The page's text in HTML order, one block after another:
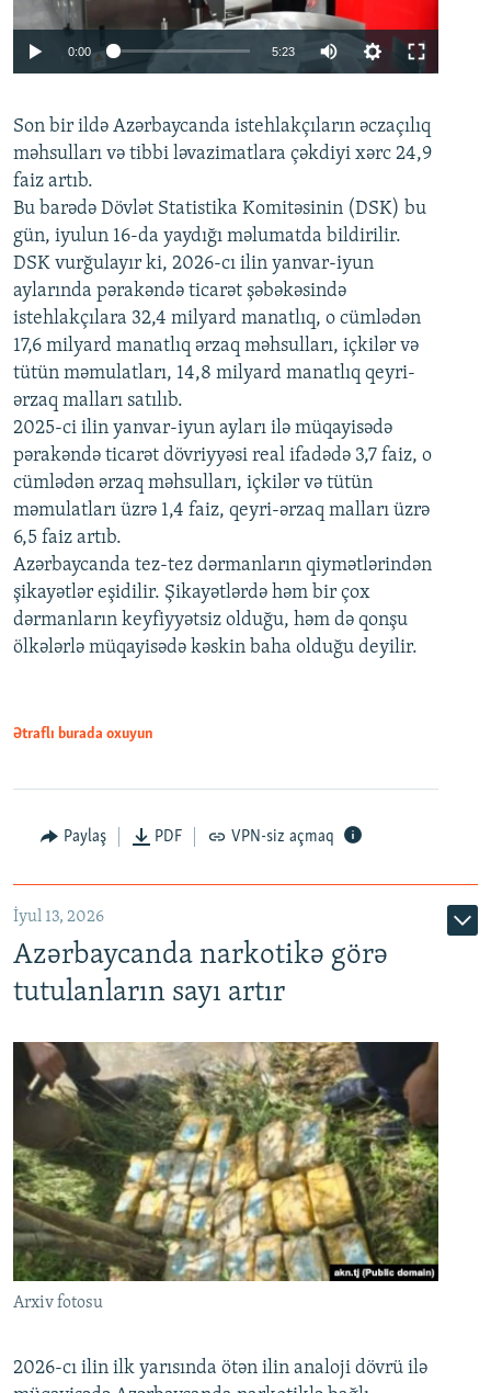
Auto 240p 360p 480p
720p 1080p
0:00 5:23
360p
480p
720p
1080p
Son bir ildə Azərbaycanda istehlakçıların əczaçılıq
məhsulları və tibbi ləvazimatlara çəkdiyi xərc 24,9
faiz artıb.
Bu barədə Dövlət Statistika Komitəsinin (DSK) bu
gün, iyulun 16-da yaydığı məlumatda bildirilir.
DSK vurğulayır ki, 2026-cı ilin yanvar-iyun
aylarında pərakəndə ticarət şəbəkəsində
istehlakçılara 32,4 milyard manatlıq, o cümlədən
17,6 milyard manatlıq ərzaq məhsulları, içkilər və
tütün məmulatları, 14,8 milyard manatlıq qeyri-
ərzaq malları satılıb.
2025-ci ilin yanvar-iyun ayları ilə müqayisədə
pərakəndə ticarət dövriyyəsi real ifadədə 3,7 faiz, o
cümlədən ərzaq məhsulları, içkilər və tütün
məmulatları üzrə 1,4 faiz, qeyri-ərzaq malları üzrə
6,5 faiz artıb.
Azərbaycanda tez-tez dərmanların qiymətlərindən
şikayətlər eşidilir. Şikayətlərdə həm bir çox
dərmanların keyfiyyətsiz olduğu, həm də qonşu
ölkələrlə müqayisədə kəskin baha olduğu deyilir.
Ətraflı burada oxuyun
Paylaş PDF VPN-siz açmaq
İyul 13, 2026
Azərbaycanda narkotikə görə
tutulanların sayı artır
Arxiv fotosu
2026-cı ilin ilk yarısında ötən ilin analoji dövrü ilə